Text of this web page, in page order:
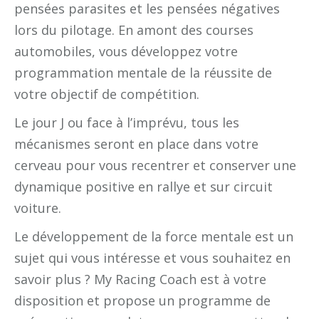
pensées parasites et les pensées négatives
lors du pilotage. En amont des courses
automobiles, vous développez votre
programmation mentale de la réussite de
votre objectif de compétition.
Le jour J ou face à l’imprévu, tous les
mécanismes seront en place dans votre
cerveau pour vous recentrer et conserver une
dynamique positive en rallye et sur circuit
voiture.
Le développement de la force mentale est un
sujet qui vous intéresse et vous souhaitez en
savoir plus ? My Racing Coach est à votre
disposition et propose un programme de